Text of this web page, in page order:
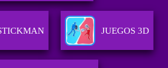
JUEGOS 3D